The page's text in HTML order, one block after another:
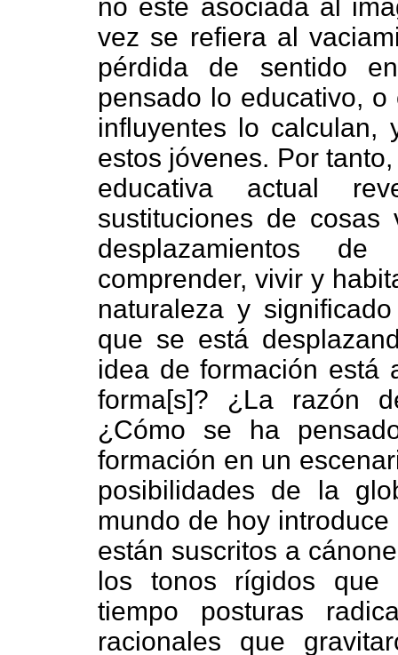
no esté asociada al
vez se refiera al
pérdida de sentido
pensado lo educativo,
influyentes lo
estos jóvenes. Por
educativa actual
sustituciones de
desplazamientos
comprender, vivir y
naturaleza y
que se está
idea de formación está
forma[s]? ¿La razón
¿Cómo se ha
formación en un
posibilidades de la
mundo de hoy
están suscritos a
los tonos rígidos que
tiempo posturas
racionales que